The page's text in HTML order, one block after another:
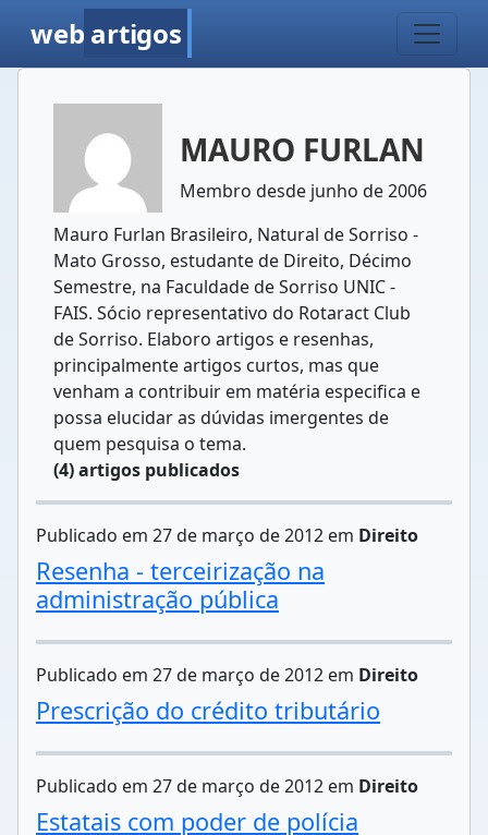
web artigos
MAURO FURLAN
Membro desde junho de 2006
Mauro Furlan Brasileiro, Natural de Sorriso -
Mato Grosso, estudante de Direito, Décimo
Semestre, na Faculdade de Sorriso UNIC -
FAIS. Sócio representativo do Rotaract Club
de Sorriso. Elaboro artigos e resenhas,
principalmente artigos curtos, mas que
venham a contribuir em matéria especifica e
possa elucidar as dúvidas imergentes de
quem pesquisa o tema.
(4) artigos publicados
Publicado em 27 de março de 2012 em Direito
Resenha - terceirização na
administração pública
Publicado em 27 de março de 2012 em Direito
Prescrição do crédito tributário
Publicado em 27 de março de 2012 em Direito
Estatais com poder de polícia